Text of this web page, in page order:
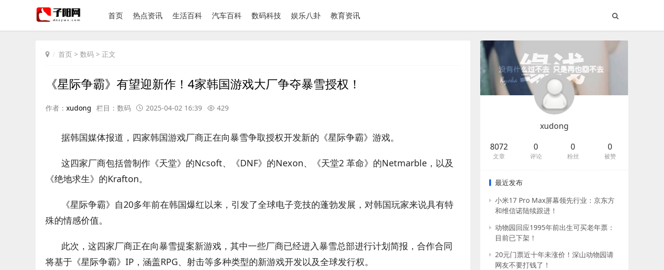
首页 热点资讯 生活百科 汽车百科 数码科技 娱乐八卦 教育资讯
首页 > 数码 > 正文
《星际争霸》有望迎新作！4家韩国游戏大厂争夺暴雪授权！
作者： xudong 栏目： 数码 2025-04-02 16:39 429
据韩国媒体报道，四家韩国游戏厂商正在向暴雪争取授权开发新的《星际争霸》游戏。
这四家厂商包括曾制作《天堂》的Ncsoft、《DNF》的Nexon、《天堂2 革命》的Netmarble，以及
《绝地求生》的Krafton。
《星际争霸》自20多年前在韩国爆红以来，引发了全球电子竞技的蓬勃发展，对韩国玩家来说具有特
殊的情感价值。
此次，这四家厂商正在向暴雪提案新游戏，其中一些厂商已经进入暴雪总部进行计划简报，合作合同
将基于《星际争霸》IP，涵盖RPG、射击等多种类型的新游戏开发以及全球发行权。
xudong
8072
文章
0
评论
0
粉丝
0
被赞
最近发布
小米17 Pro Max屏幕领先行业：京东方
和维信诺陆续跟进！
动物园回应1995年前出生可买老年票：
目前已下架！
20元门票近十年未涨价！深山动物园请
网友不要打钱了！